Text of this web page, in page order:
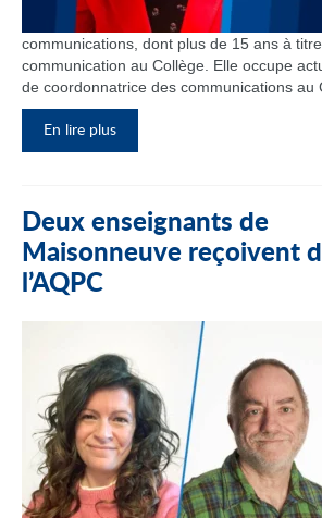
communications, dont plus de 15 ans à
communication au Collège. Elle occupe
de coordonnatrice des communications au
En lire plus
Deux enseignants de
Maisonneuve reçoivent
l’AQPC